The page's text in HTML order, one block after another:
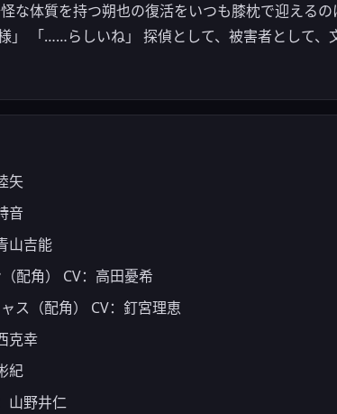
な体質を持つ朔也の復活をいつも膝枕で迎える
」 「……らしいね」 探偵として、被害者として
矢
音
山吉能
配角） CV：高田憂希
ス（配角） CV：釘宮理恵
克幸
紀
山野井仁